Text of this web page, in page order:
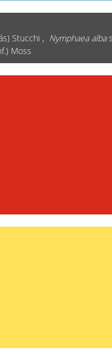
Stucchi , Nymphaea alba
Moss